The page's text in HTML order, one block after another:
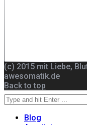
(c) 2015 mit Liebe,
awesomatik.de
Back to top
Search
for:
Blog